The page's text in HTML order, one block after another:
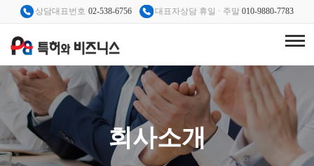
상담대표번호 02-538-6756 대표자상담 휴일 · 주말 010-9880-7783
회사소개